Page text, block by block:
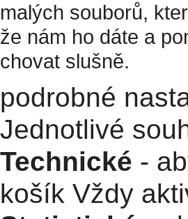
malých souborů,
že nám ho dáte a
chovat slušně.
podrobné
Jednotlivé
Technické -
košík Vždy